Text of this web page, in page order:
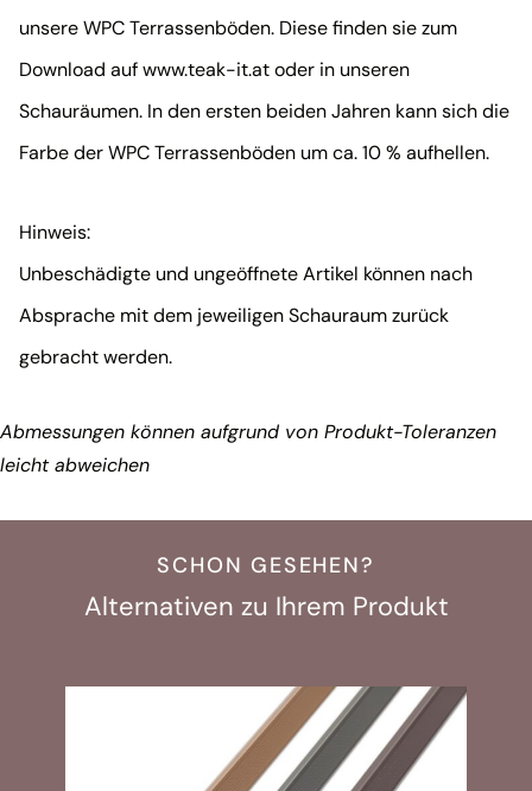
unsere WPC Terrassenböden. Diese finden sie zum
Download auf www.teak-it.at oder in unseren
Schauräumen. In den ersten beiden Jahren kann sich die
Farbe der WPC Terrassenböden um ca. 10 % aufhellen.
Hinweis:
Unbeschädigte und ungeöffnete Artikel können nach
Absprache mit dem jeweiligen Schauraum zurück
gebracht werden.
Abmessungen können aufgrund von Produkt-Toleranzen
leicht abweichen
SCHON GESEHEN?
Alternativen zu Ihrem Produkt